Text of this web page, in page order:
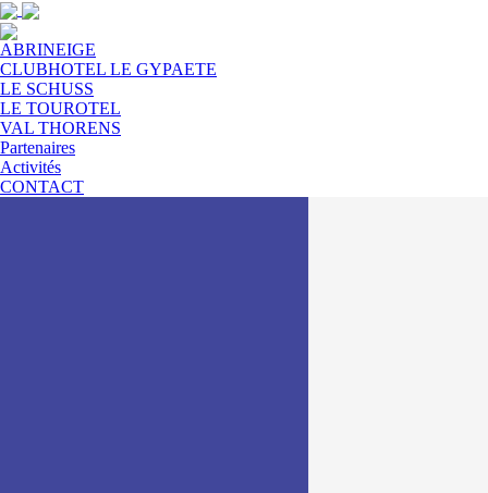
ABRINEIGE
CLUBHOTEL LE GYPAETE
LE SCHUSS
LE TOUROTEL
VAL THORENS
Partenaires
Activités
CONTACT